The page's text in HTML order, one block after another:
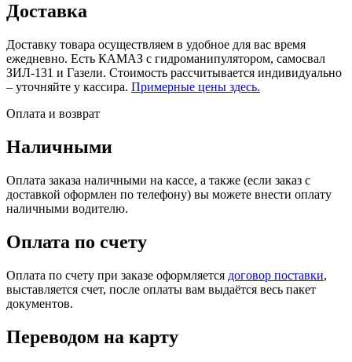
Доставка
Доставку товара осуществляем в удобное для вас время
ежедневно. Есть КАМАЗ с гидроманипулятором, самосвал
ЗИЛ-131 и Газели. Стоимость рассчитывается индивидуально
– уточняйте у кассира. Примерные цены здесь.
Оплата и возврат
Наличными
Оплата заказа наличными на кассе, а также (если заказ с
доставкой оформлен по телефону) вы можете внести оплату
наличными водителю.
Оплата по счету
Оплата по счету при заказе оформляется договор поставки,
выставляется счет, после оплаты вам выдаётся весь пакет
документов.
Переводом на карту